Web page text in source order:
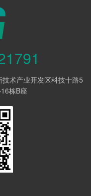
技术产业开发区科技十路5
栋B座